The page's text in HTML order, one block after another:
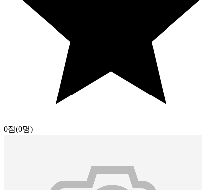
0점(0명)